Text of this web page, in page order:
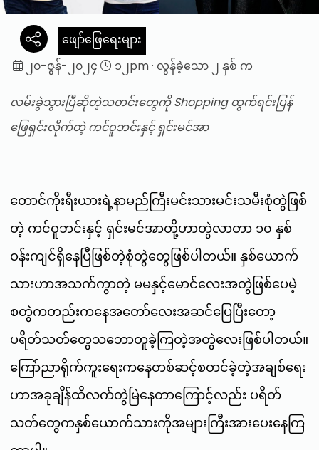
ဖျော်ဖြေရေးများ
၂၀-ဇွန်-၂၀၂၄
၁၂pm· လွန်ခဲ့သော ၂ နှစ် က
လမ်းခွဲသွားပြီဆိုတဲ့သတင်းတွေကို Shopping ထွက်ရင်းပြန်
ဖြေရှင်းလိုက်တဲ့ ကင်ဝူဘင်းနှင့် ရှင်းမင်အာ
တောင်ကိုးရီးယားရဲ့နာမည်ကြီးမင်းသားမင်းသမီးစုံတွဲဖြစ်
တဲ့ ကင်ဝူဘင်းနှင့် ရှင်းမင်အာတို့ဟာတွဲလာတာ ၁၀ နှစ်
ဝန်းကျင်ရှိနေပြီဖြစ်တဲ့စုံတွဲတွေဖြစ်ပါတယ်။ နှစ်ယောက်
သားဟာအသက်ကွာတဲ့ မမနှင့်မောင်လေးအတွဲဖြစ်ပေမဲ့
စတွဲကတည်းကနေအတော်လေးအဆင်ပြေပြီးတော့
ပရိတ်သတ်တွေသဘောတူခဲ့ကြတဲ့အတွဲလေးဖြစ်ပါတယ်။
ကြော်ညာရိုက်ကူးရေးကနေတစ်ဆင့်စတင်ခဲ့တဲ့အချစ်ရေး
ဟာအခုချိန်ထိလက်တွဲမြဲနေတာကြောင့်လည်း ပရိတ်
သတ်တွေကနှစ်ယောက်သားကိုအများကြီးအားပေးနေကြ